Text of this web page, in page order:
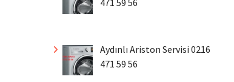
Aydınlı Ariston Servisi 0216
471 59 56